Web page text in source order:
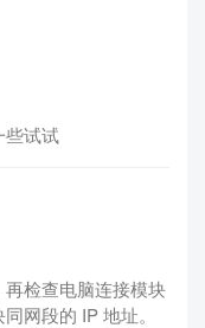
些试试
检查电脑连接模块
网段的 IP 地址。